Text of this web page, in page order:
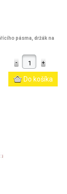
pásma, držák na